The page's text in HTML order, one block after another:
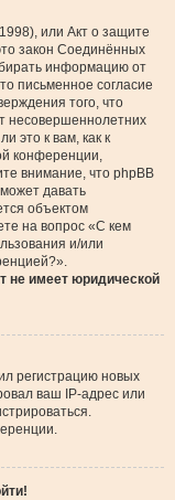
или Акт о защите
закон Соединённых
информацию от
письменное согласие
того, что
несовершеннолетних
это к вам, как к
конференции,
внимание, что phpBB
давать
объектом
на вопрос «С кем
и/или
не имеет юридической
регистрацию новых
ваш IP-адрес или